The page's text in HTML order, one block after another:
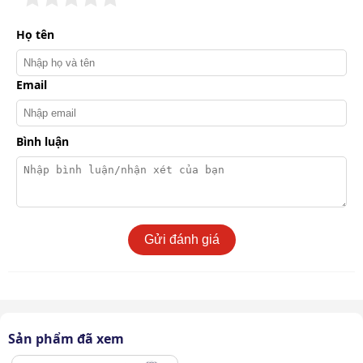
Nhờ kết cấu cứng cáp, thiết bị chịu lực tốt hạn chế nứt
vỡ khi hoạt động liên tục ở cường độ cao, góp phần
Họ tên
Email
Bình luận
Gửi đánh giá
Sản phẩm đã xem